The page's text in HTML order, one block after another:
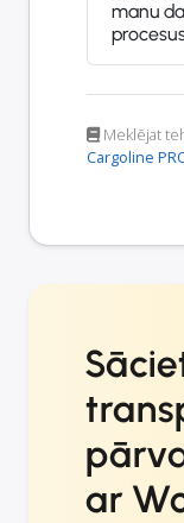
manu
Meklējat
Cargoline
ar